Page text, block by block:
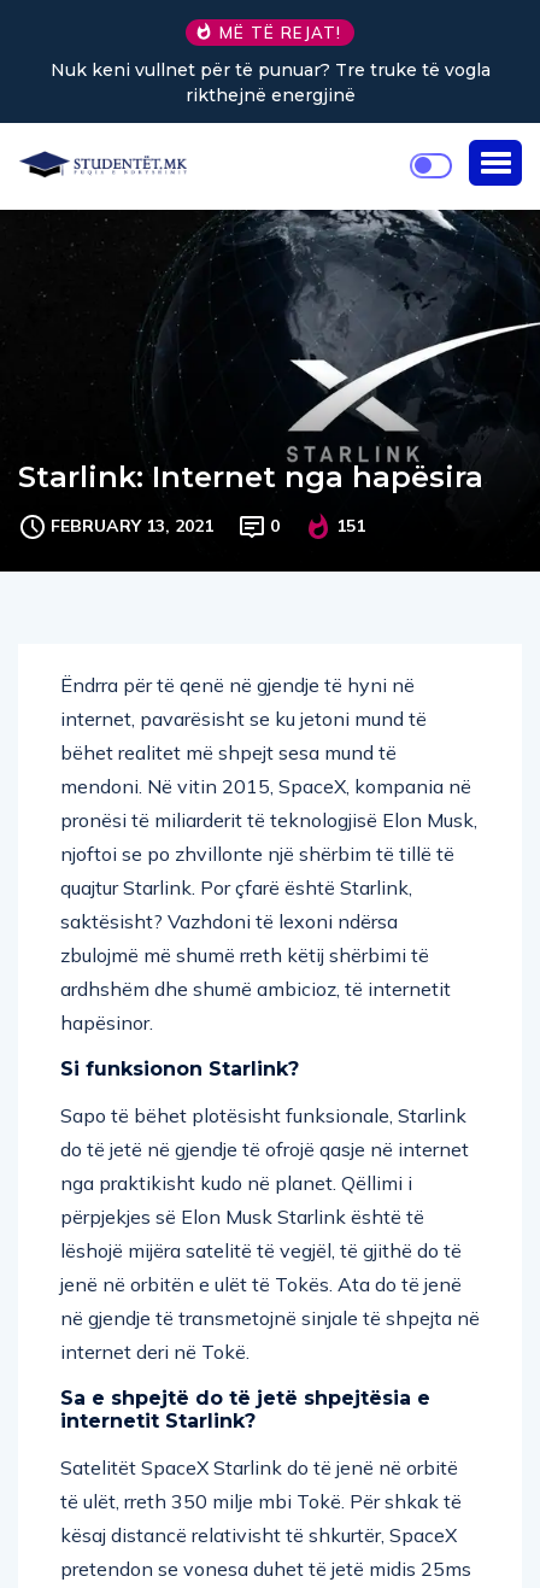
MË TË REJAT!
të punuar? Tre truke të vogla
Sa kafe në ditë
Starlink: Internet nga hapësira
FEBRUARY 13, 2021 0 151
Ëndrra për të qenë në gjendje të hyni në
internet, pavarësisht se ku jetoni mund të
bëhet realitet më shpejt sesa mund të
mendoni. Në vitin 2015, SpaceX, kompania në
pronësi të miliarderit të teknologjisë Elon Musk,
njoftoi se po zhvillonte një shërbim të tillë të
quajtur Starlink. Por çfarë është Starlink,
saktësisht? Vazhdoni të lexoni ndërsa
zbulojmë më shumë rreth këtij shërbimi të
ardhshëm dhe shumë ambicioz, të internetit
hapësinor.
Si funksionon Starlink?
Sapo të bëhet plotësisht funksionale, Starlink
do të jetë në gjendje të ofrojë qasje në internet
nga praktikisht kudo në planet. Qëllimi i
përpjekjes së Elon Musk Starlink është të
lëshojë mijëra satelitë të vegjël, të gjithë do të
jenë në orbitën e ulët të Tokës. Ata do të jenë
në gjendje të transmetojnë sinjale të shpejta në
internet deri në Tokë.
Sa e shpejtë do të jetë shpejtësia e
internetit Starlink?
Satelitët SpaceX Starlink do të jenë në orbitë
të ulët, rreth 350 milje mbi Tokë. Për shkak të
kësaj distancë relativisht të shkurtër, SpaceX
pretendon se vonesa duhet të jetë midis 25ms